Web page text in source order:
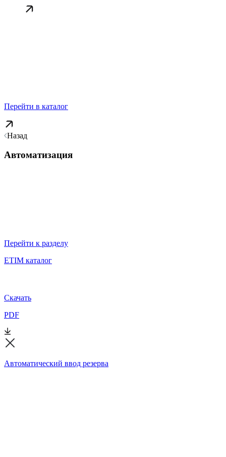
Перейти в каталог
Назад
Автоматизация
Перейти к разделу
ETIM каталог
Скачать
PDF
Автоматический ввод резерва